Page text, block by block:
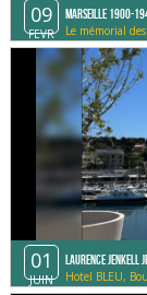
09
FEVR
Marseille 1900-
Le mémorial
01
JUIN
Laurence Jenkell
Hotel BLEU,